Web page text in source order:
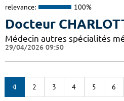
relevance: 100%
Docteur
Médecin autres spécialités
29/04/2026 09:50
2 3 4 5 6